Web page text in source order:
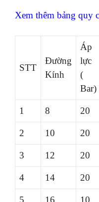
Xem thêm bảng quy
STT
Đường
Kính
Áp
lực
(
Bar)
1 8 20
2 10 20
3 12 20
4 14 20
5 16 10